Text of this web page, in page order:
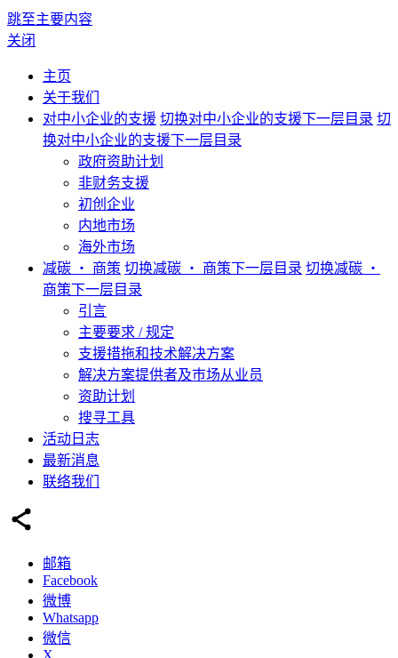
跳至主要内容
关闭
主页
关于我们
对中小企业的支援 切换对中小企业的支援下一层目录 切
换对中小企业的支援下一层目录
政府资助计划
非财务支援
初创企业
内地市场
海外市场
减碳 ‧ 商策 切换减碳 ‧ 商策下一层目录 切换减碳 ‧
商策下一层目录
引言
主要要求 / 规定
支援措拖和技术解决方案
解决方案提供者及巿场从业员
资助计划
搜寻工具
活动日志
最新消息
联络我们
邮箱
Facebook
微博
Whatsapp
微信
X